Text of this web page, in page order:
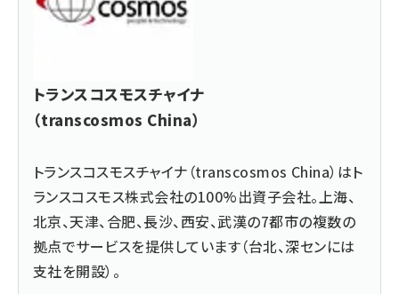
トランスコスモスチャイナ
（transcosmos China）
トランスコスモスチャイナ（transcosmos China）はト
ランスコスモス株式会社の100%出資子会社。上海、
北京、天津、合肥、長沙、西安、武漢の7都市の複数の
拠点でサービスを提供しています（台北、深センには
支社を開設）。